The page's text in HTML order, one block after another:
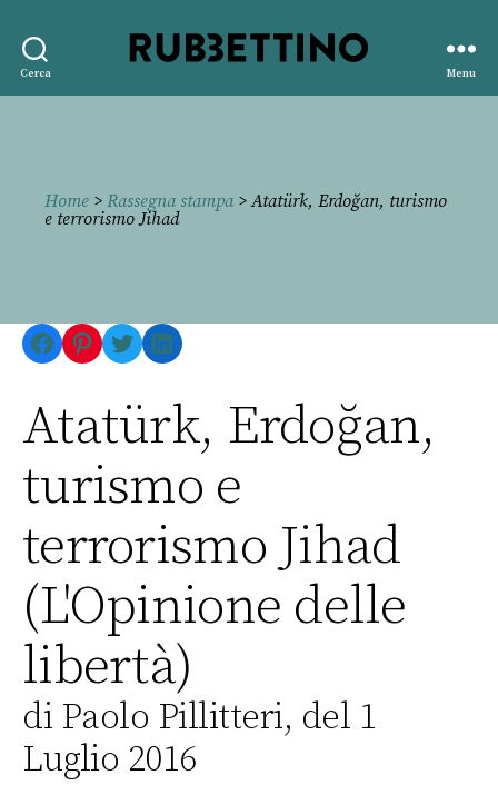
Cerca
editore
Menu
Home > Rassegna stampa> Atatürk, Erdoğan, turismo
e terrorismo Jihad
Facebook
Pinterest
TwitterLinkedIn
Atatürk, Erdoğan,
turismo e
terrorismo Jihad
(L'Opinione delle
libertà)
di Paolo Pillitteri, del 1
Luglio 2016